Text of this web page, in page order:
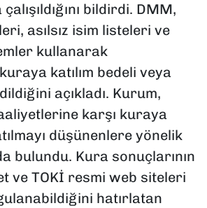
bildirdi. DMM,
asılsız isim listeleri ve
kullanarak
katılım bedeli veya
açıkladı. Kurum,
karşı kuraya
düşünenlere yönelik
bulundu. Kura sonuçlarının
ve TOKİ resmi web siteleri
hatırlatan